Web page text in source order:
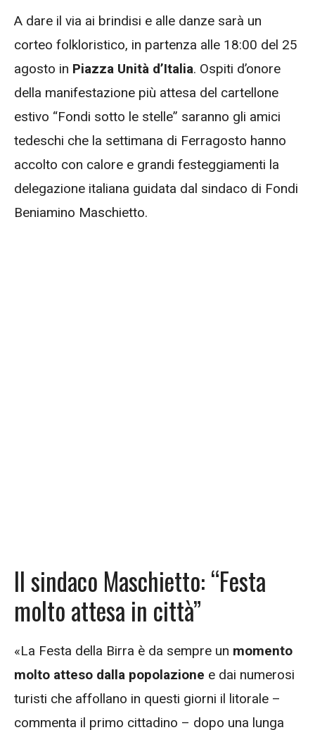
A dare il via ai brindisi e alle danze sarà un
corteo folkloristico, in partenza alle 18:00 del 25
agosto in Piazza Unità d’Italia. Ospiti d’onore
della manifestazione più attesa del cartellone
estivo “Fondi sotto le stelle” saranno gli amici
tedeschi che la settimana di Ferragosto hanno
accolto con calore e grandi festeggiamenti la
delegazione italiana guidata dal sindaco di Fondi
Beniamino Maschietto.
Il sindaco Maschietto: “Festa
molto attesa in città”
«La Festa della Birra è da sempre un momento
molto atteso dalla popolazione e dai numerosi
turisti che affollano in questi giorni il litorale –
commenta il primo cittadino – dopo una lunga